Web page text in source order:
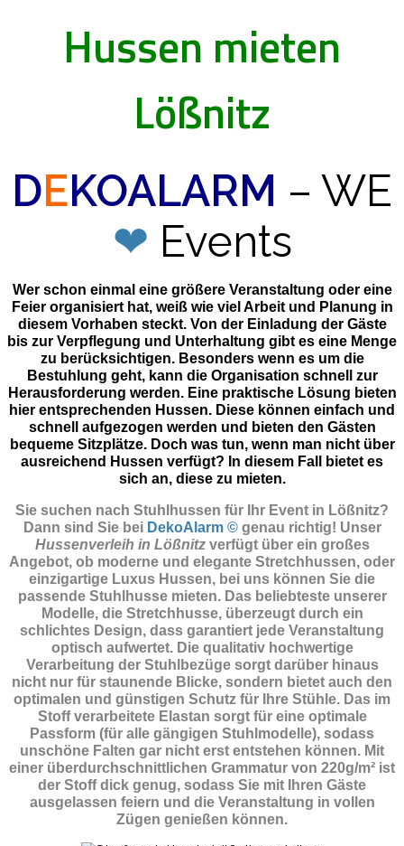
Hussen mieten
Lößnitz
DEKOALARM – WE
❤ Events
Wer schon einmal eine größere Veranstaltung oder eine
Feier organisiert hat, weiß wie viel Arbeit und Planung in
diesem Vorhaben steckt. Von der Einladung der Gäste
bis zur Verpflegung und Unterhaltung gibt es eine Menge
zu berücksichtigen. Besonders wenn es um die
Bestuhlung geht, kann die Organisation schnell zur
Herausforderung werden. Eine praktische Lösung bieten
hier entsprechenden Hussen. Diese können einfach und
schnell aufgezogen werden und bieten den Gästen
bequeme Sitzplätze. Doch was tun, wenn man nicht über
ausreichend Hussen verfügt? In diesem Fall bietet es
sich an, diese zu mieten.
Sie suchen nach Stuhlhussen für Ihr Event in Lößnitz?
Dann sind Sie bei DekoAlarm © genau richtig! Unser
Hussenverleih in Lößnitzverfügt über ein großes
Angebot, ob moderne und elegante Stretchhussen, oder
einzigartige Luxus Hussen, bei uns können Sie die
passende Stuhlhusse mieten. Das beliebteste unserer
Modelle, die Stretchhusse, überzeugt durch ein
schlichtes Design, dass garantiert jede Veranstaltung
optisch aufwertet. Die qualitativ hochwertige
Verarbeitung der Stuhlbezüge sorgt darüber hinaus
nicht nur für staunende Blicke, sondern bietet auch den
optimalen und günstigen Schutz für Ihre Stühle. Das im
Stoff verarbeitete Elastan sorgt für eine optimale
Passform (für alle gängigen Stuhlmodelle), sodass
unschöne Falten gar nicht erst entstehen können. Mit
einer überdurchschnittlichen Grammatur von 220g/m² ist
der Stoff dick genug, sodass Sie mit Ihren Gäste
ausgelassen feiern und die Veranstaltung in vollen
Zügen genießen können.